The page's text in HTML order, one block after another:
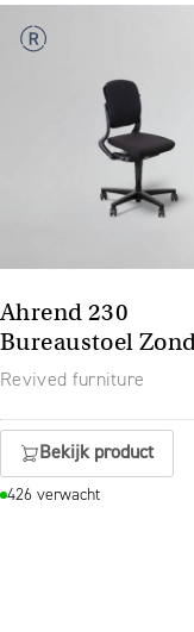
Ahrend 230
Bureaustoel
Armleggers
Revived furniture
Bekijk product
426 verwacht